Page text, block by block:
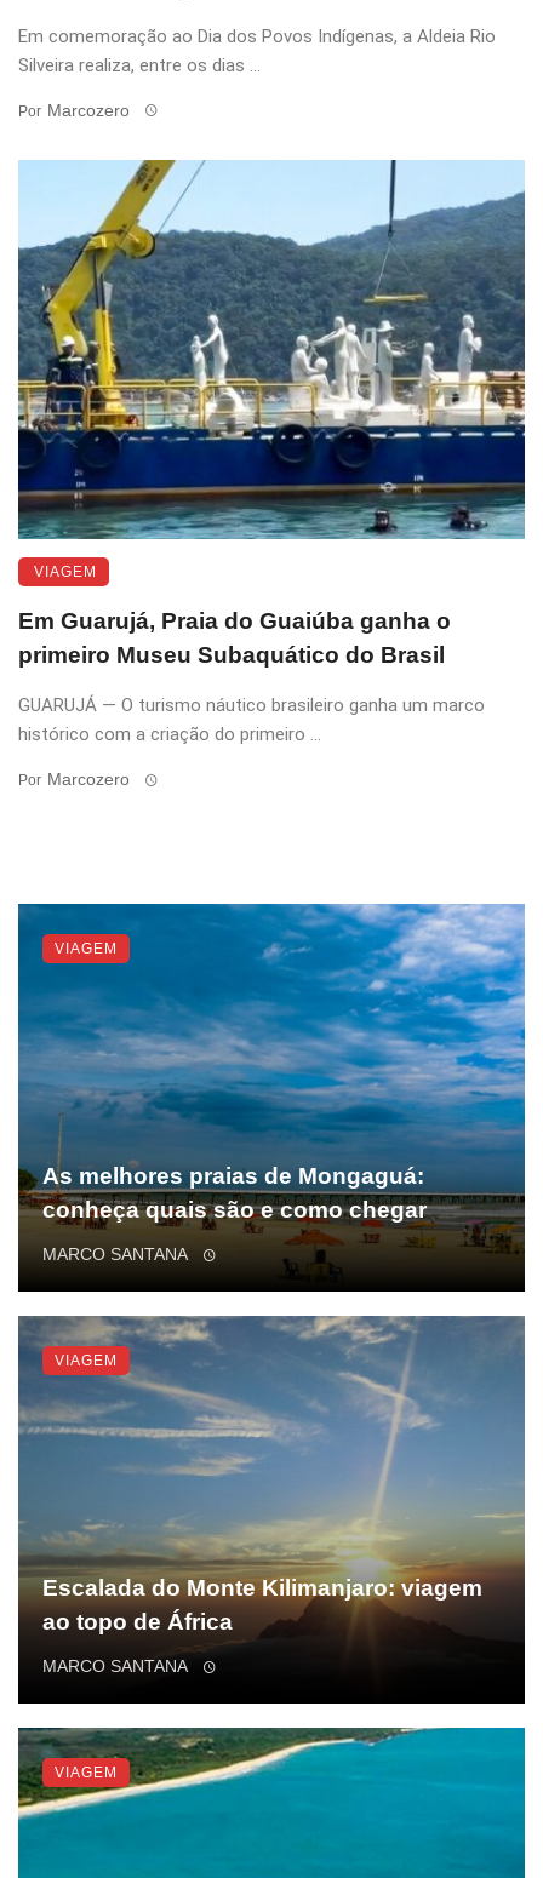
Em comemoração ao Dia dos Povos Indígenas, a Aldeia Rio
Silveira realiza, entre os dias ...
Por Marcozero
VIAGEM
Em Guarujá, Praia do Guaiúba ganha o
primeiro Museu Subaquático do Brasil
GUARUJÁ — O turismo náutico brasileiro ganha um marco
histórico com a criação do primeiro ...
Por Marcozero
As melhores praias de Mongaguá:
conheça quais são e como chegar
MARCO SANTANA
VIAGEM
Escalada do Monte Kilimanjaro: viagem
ao topo de África
MARCO SANTANA
VIAGEM
VIAGEM